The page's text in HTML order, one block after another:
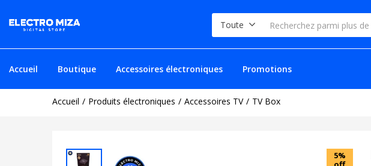
Toute
Accueil Boutique Accessoires électroniques Promotions
Accueil Produits électroniques Accessoires TV TV Box
5%